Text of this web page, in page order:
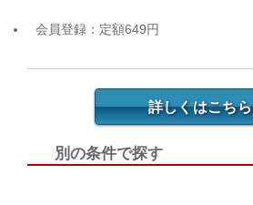
会員登録：定額649円
詳しくはこちら
別の条件で探す